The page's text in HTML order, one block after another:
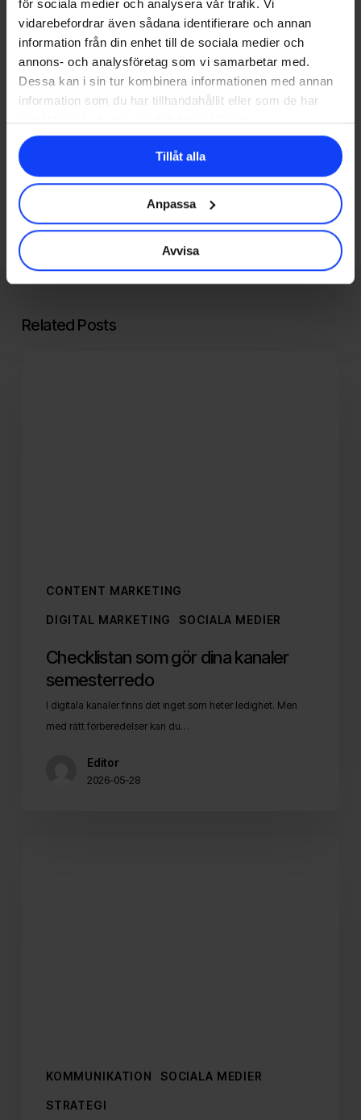
för sociala medier och analysera vår trafik. Vi
vidarebefordrar även sådana identifierare och annan
information från din enhet till de sociala medier och
annons- och analysföretag som vi samarbetar med.
Dessa kan i sin tur kombinera informationen med annan
information som du har tillhandahållit eller som de har
samlat in när du har använt deras tjänster.
Tillåt alla
Anpassa
Avvisa
Next Post
Så använder du
hashtags på
Instagram
Related Posts
CONTENT MARKETING
DIGITAL MARKETING SOCIALA MEDIER
Checklistan som gör dina kanaler
semesterredo
I digitala kanaler finns det inget som heter ledighet. Men
med rätt förberedelser kan du…
Editor
2026-05-28
KOMMUNIKATION SOCIALA MEDIER
STRATEGI